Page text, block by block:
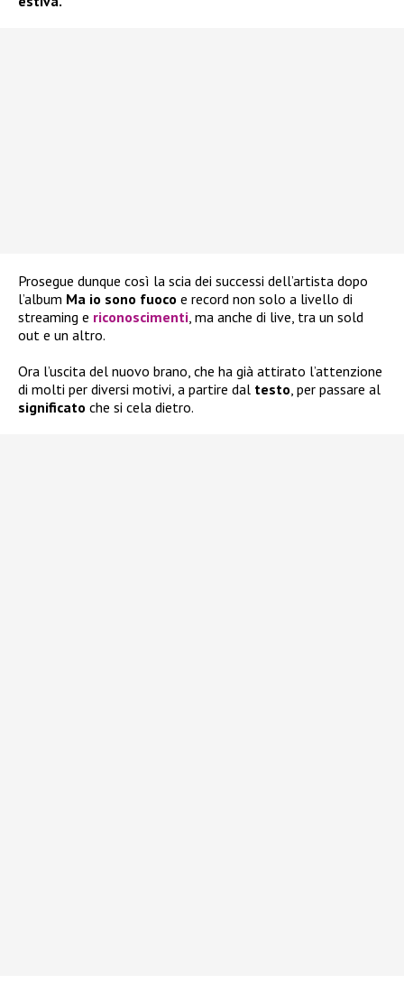
Prosegue dunque così la scia dei successi dell’artista dopo
l’album Ma io sono fuoco e record non solo a livello di
streaming e riconoscimenti, ma anche di live, tra un sold
out e un altro.
Ora l’uscita del nuovo brano, che ha già attirato l’attenzione
di molti per diversi motivi, a partire dal testo, per passare al
significato che si cela dietro.